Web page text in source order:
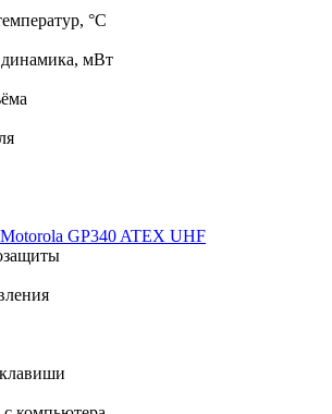
°С
динамика, мВт
GP340 ATEX UHF